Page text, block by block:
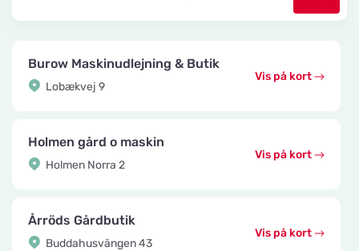
Burow Maskinudlejning & Butik
Lobækvej 9
Vis på kort
Holmen gård o maskin
Holmen Norra 2
Vis på kort
Årröds Gårdbutik
Buddahusvängen 43
Vis på kort